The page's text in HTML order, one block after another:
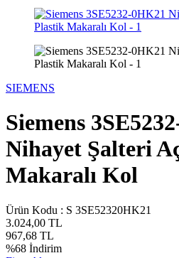
SIEMENS
Siemens
Nihayet Şalteri
Makaralı Kol
Ürün Kodu : S 3SE52320HK21
3.024,00 TL
967,68 TL
%68 İndirim